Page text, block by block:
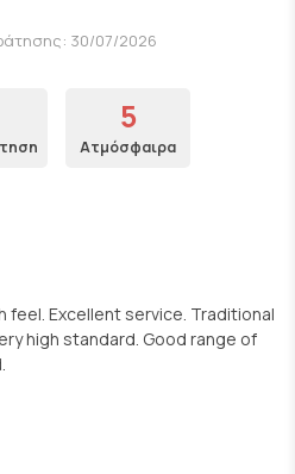
30/07/2026
5
Ατμόσφαιρα
feel. Excellent service. Traditional
high standard. Good range of